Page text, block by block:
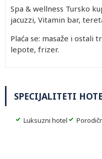
Spa & wellness Tursko
jacuzzi, Vitamin bar,
Plaća se: masaže i ostali
lepote, frizer.
SPECIJALITETI
Luksuzni hotel